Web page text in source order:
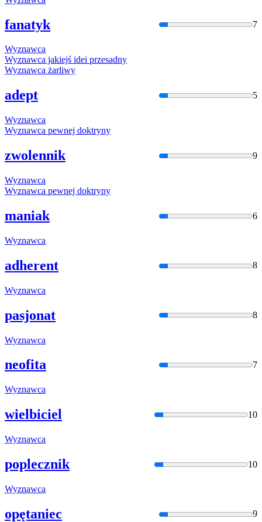
fanatyk 7
Wyznawca
Wyznawca jakiejś idei przesadny
Wyznawca żarliwy
adept 5
Wyznawca
Wyznawca pewnej doktryny
zwolennik 9
Wyznawca
Wyznawca pewnej doktryny
maniak 6
Wyznawca
adherent 8
Wyznawca
pasjonat 8
Wyznawca
neofita 7
Wyznawca
wielbiciel 10
Wyznawca
poplecznik 10
Wyznawca
opętaniec 9